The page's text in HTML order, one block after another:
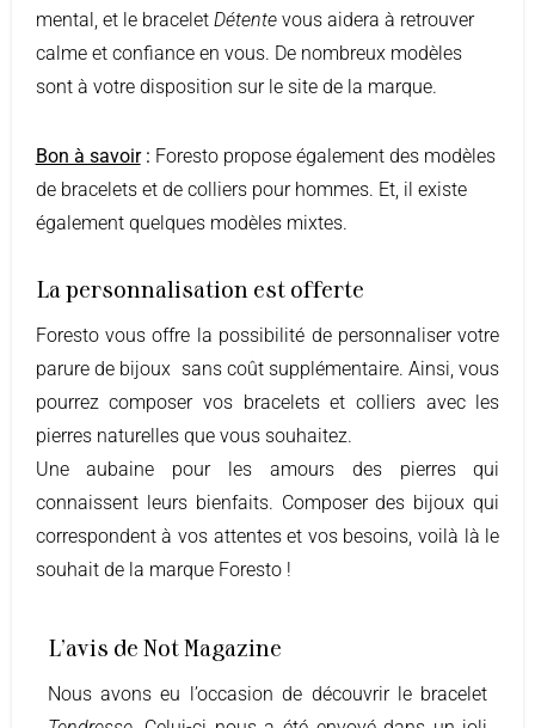
mental, et le bracelet Détente vous aidera à retrouver
calme et confiance en vous. De nombreux modèles
sont à votre disposition sur le site de la marque.
Bon à savoir: Foresto propose également des modèles
de bracelets et de colliers pour hommes. Et, il existe
également quelques modèles mixtes.
La personnalisation est offerte
Foresto vous offre la possibilité de personnaliser votre
parure de bijoux sans coût supplémentaire. Ainsi, vous
pourrez composer vos bracelets et colliers avec les
pierres naturelles que vous souhaitez.
Une aubaine pour les amours des pierres qui
connaissent leurs bienfaits. Composer des bijoux qui
correspondent à vos attentes et vos besoins, voilà là le
souhait de la marque Foresto !
L'avis de Not Magazine
Nous avons eu l’occasion de découvrir le bracelet